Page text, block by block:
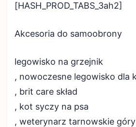
[HASH_PROD_TABS_3ah2]
Akcesoria do samoobrony
legowisko na grzejnik
, nowoczesne legowisko dla
, brit care skład
, kot syczy na psa
, weterynarz tarnowskie